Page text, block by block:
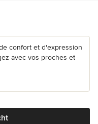
confort et d'expression
avec vos proches et